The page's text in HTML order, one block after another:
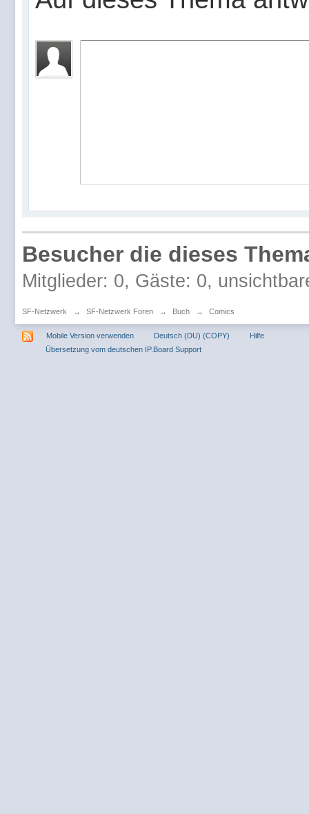
Besucher die dieses
Mitglieder: 0, Gäste: 0,
SF-Netzwerk → SF-Netzwerk Foren → Buch → Comics
Mobile Version verwenden Deutsch (DU) (COPY)
Hilfe
Übersetzung vom deutschen IP.Board Support